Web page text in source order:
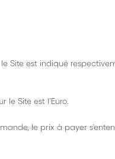
le Site est indiqué
Site est l’Euro.
le prix à payer